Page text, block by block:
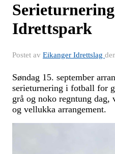
Idrettspark
Postet av Eikanger Idrettslag
Søndag 15. september
serieturnering i fotball for
grå og noko regntung
og vellukka arrangement.